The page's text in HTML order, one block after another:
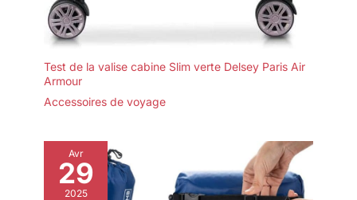
Test de la valise cabine Slim verte Delsey Paris Air
Armour
Accessoires de voyage
Avr
29
2025